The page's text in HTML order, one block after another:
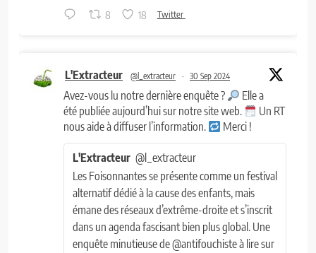
8 18 Twitter
L'Extracteur @l_extracteur · 30 Sep 2024
Avez-vous lu notre dernière enquête ?
Elle a
été publiée aujourd’hui sur notre site web.
Un RT
nous aide à diffuser l’information.
Merci !
L'Extracteur @l_extracteur
Les Foisonnantes se présente comme un festival
alternatif dédié à la cause des enfants, mais
émane des réseaux d’extrême-droite et s’inscrit
dans un agenda fascisant bien plus global. Une
enquête minutieuse de @antifouchiste à lire sur